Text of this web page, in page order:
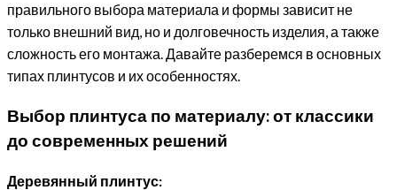
правильного выбора материала и формы зависит не
только внешний вид, но и долговечность изделия, а также
сложность его монтажа. Давайте разберемся в основных
типах плинтусов и их особенностях.
Выбор плинтуса по материалу: от классики
до современных решений
Деревянный плинтус: